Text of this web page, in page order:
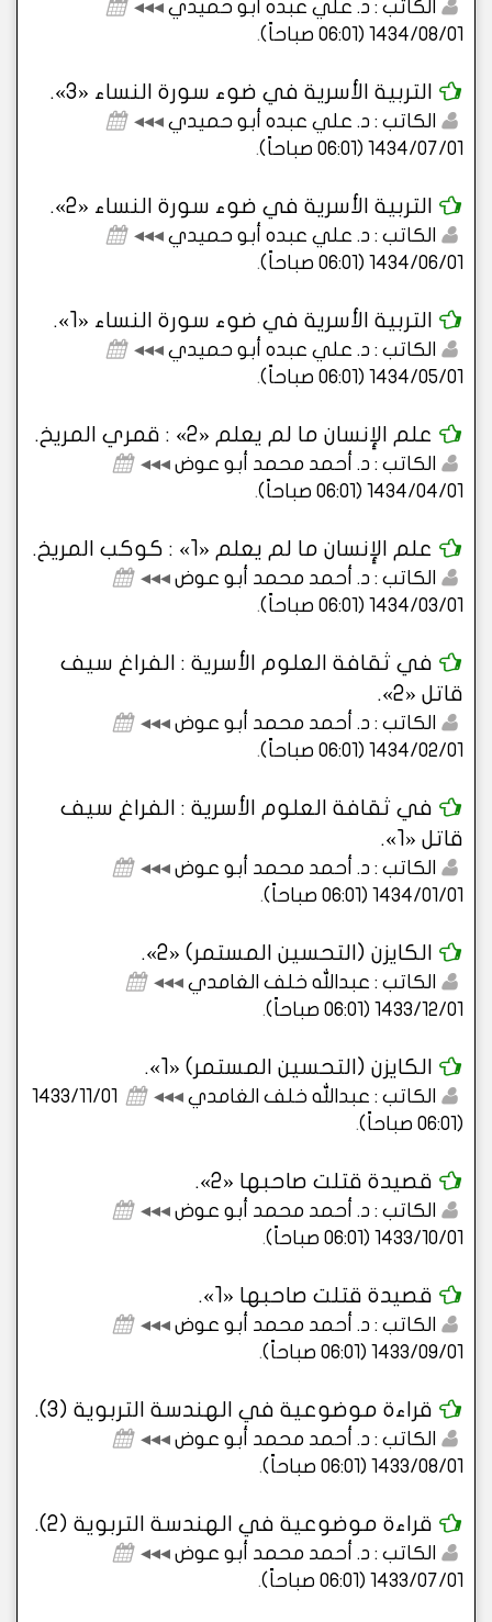
الكاتب : د. علي عبده أبو حميدي ◂◂◂
1434/08/01 (06:01 صباحاً)
.
التربية الأسرية في ضوء سورة النساء «3».
الكاتب : د. علي عبده أبو حميدي ◂◂◂
1434/07/01 (06:01 صباحاً)
.
التربية الأسرية في ضوء سورة النساء «2».
الكاتب : د. علي عبده أبو حميدي ◂◂◂
1434/06/01 (06:01 صباحاً)
.
التربية الأسرية في ضوء سورة النساء «1».
الكاتب : د. علي عبده أبو حميدي ◂◂◂
1434/05/01 (06:01 صباحاً)
.
علم الإِنسان ما لم يعلم «2» : قمري المريخ.
الكاتب : د. أحمد محمد أبو عوض ◂◂◂
1434/04/01 (06:01 صباحاً)
.
علم الإِنسان ما لم يعلم «1» : كوكب المريخ.
الكاتب : د. أحمد محمد أبو عوض ◂◂◂
1434/03/01 (06:01 صباحاً)
.
في ثقافة العلوم الأسرية : الفراغ سيف
قاتل «2».
الكاتب : د. أحمد محمد أبو عوض ◂◂◂
1434/02/01 (06:01 صباحاً)
.
في ثقافة العلوم الأسرية : الفراغ سيف
قاتل «1».
الكاتب : د. أحمد محمد أبو عوض ◂◂◂
1434/01/01 (06:01 صباحاً)
.
الكايزن (التحسين المستمر) «2».
الكاتب : عبدالله خلف الغامدي ◂◂◂
1433/12/01 (06:01 صباحاً)
.
الكايزن (التحسين المستمر) «1».
الكاتب : عبدالله خلف الغامدي ◂◂◂
1433/11/01
(06:01 صباحاً)
.
قصيدة قتلت صاحبها «2».
الكاتب : د. أحمد محمد أبو عوض ◂◂◂
1433/10/01 (06:01 صباحاً)
.
قصيدة قتلت صاحبها «1».
الكاتب : د. أحمد محمد أبو عوض ◂◂◂
1433/09/01 (06:01 صباحاً)
.
قراءة موضوعية في الهندسة التربوية (3).
الكاتب : د. أحمد محمد أبو عوض ◂◂◂
1433/08/01 (06:01 صباحاً)
.
قراءة موضوعية في الهندسة التربوية (2).
الكاتب : د. أحمد محمد أبو عوض ◂◂◂
1433/07/01 (06:01 صباحاً)
.